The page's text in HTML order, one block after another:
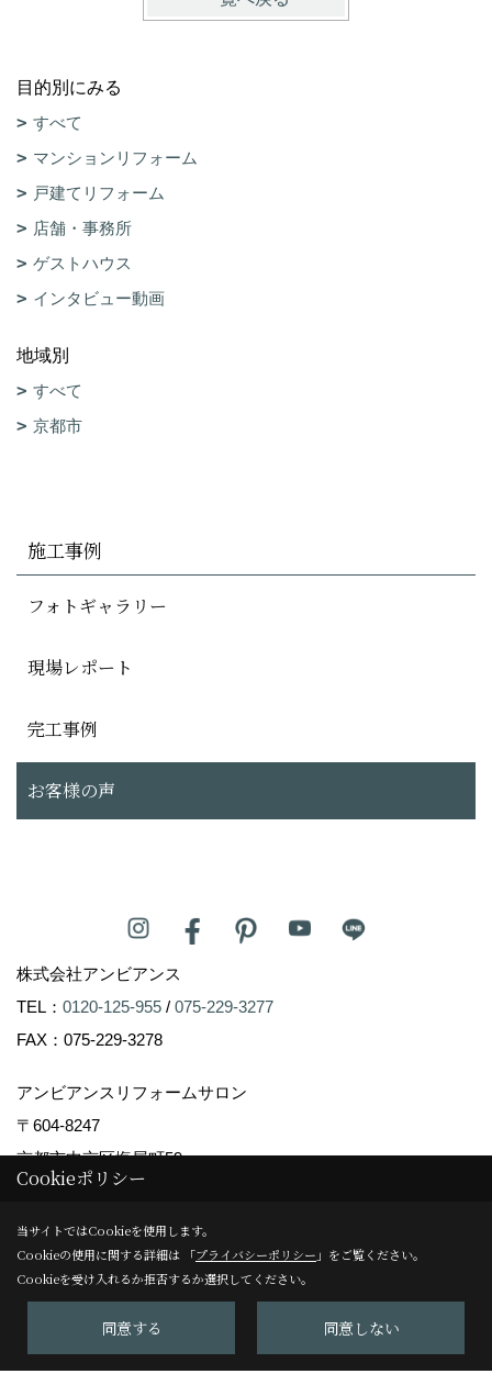
目的別にみる
すべて
マンションリフォーム
戸建てリフォーム
店舗・事務所
ゲストハウス
インタビュー動画
地域別
すべて
京都市
施工事例
フォトギャラリー
現場レポート
完工事例
お客様の声
株式会社アンビアンス
TEL： 0120-125-955 / 075-229-3277
FAX：075-229-3278
アンビアンスリフォームサロン
〒604-8247
京都市中京区塩屋町59
TEL：075-229-3007
FAX：075-229-3008
＜営業時間＞10:00～17:00
＜定休日＞日曜日
Copyright (c) Ambiance Co.,Ltd. All Rights Reserved.
Cookieポリシー
当サイトではCookieを使用します。
Cookieの使用に関する詳細は 「プライバシーポリシー 」をご覧ください。
Cookieを受け入れるか拒否するか選択してください。
同意する 同意しない